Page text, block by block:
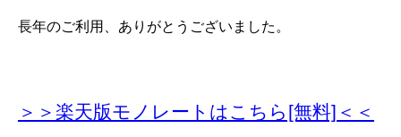
長年のご利用、ありがとうございました。
＞＞楽天版モノレートはこちら[無料]＜＜